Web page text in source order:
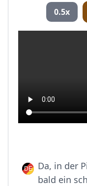
0.5x
Da, in der
bald ein